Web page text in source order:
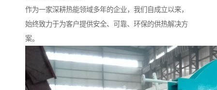
作为一家深耕热能领域多年的企业，我们自成立以来，
始终致力于为客户提供安全、可靠、环保的供热解决方
案。